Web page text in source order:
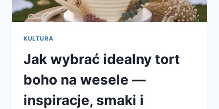
KULTURA
Jak wybrać idealny tort
boho na wesele —
inspiracje, smaki i